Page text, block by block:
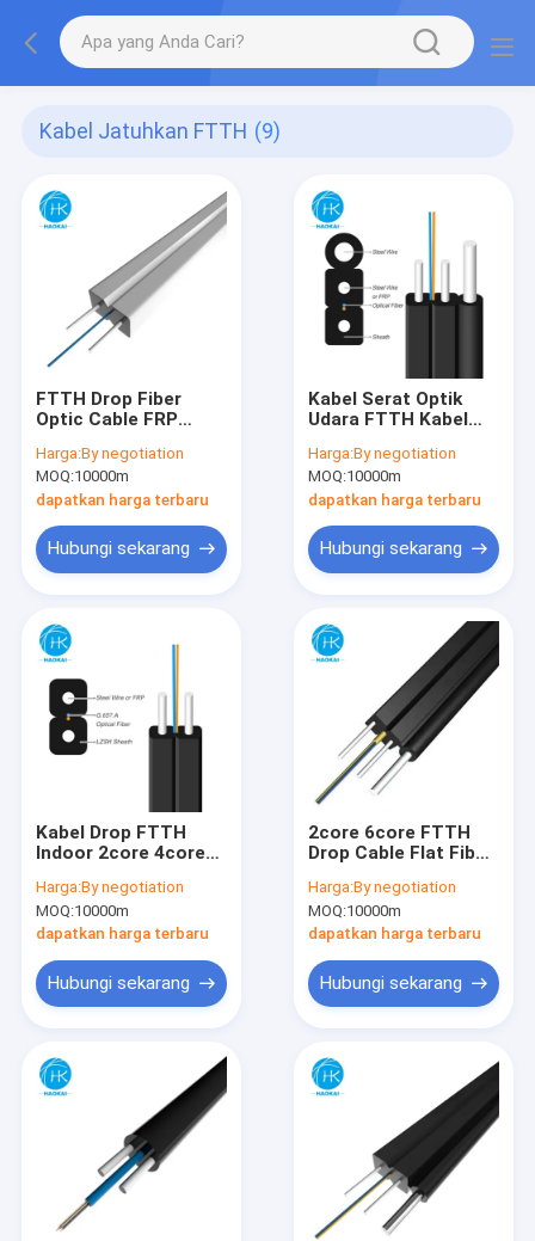
Kabel Jatuhkan FTTH (9)
FTTH Drop Fiber
Optic Cable FRP
Optic Cable LSZH
Harga:By negotiation
MOQ:10000m
dapatkan harga terbaru
Hubungi sekarang
Kabel Serat Optik
Udara FTTH Kabel
Dengan LSZH Warna
Hitam
Harga:By negotiation
MOQ:10000m
dapatkan harga terbaru
Hubungi sekarang
Kabel Drop FTTH
Indoor 2core 4core
Fiber ke Rumah
Harga:By negotiation
MOQ:10000m
dapatkan harga terbaru
Hubungi sekarang
2core 6core FTTH
Drop Cable Flat Fiber
Aramid Central Tube
Steel Wire
Harga:By negotiation
MOQ:10000m
dapatkan harga terbaru
Hubungi sekarang